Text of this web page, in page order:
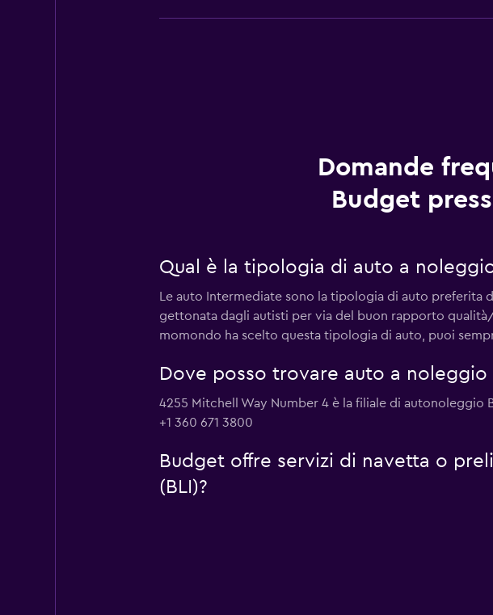
Domande
Budget
Qual è la tipologia di auto a
Le auto Intermediate sono la tipologia di auto
gettonata dagli autisti per via del buon rapporto
momondo ha scelto questa tipologia di auto, puoi
Dove posso trovare auto a
4255 Mitchell Way Number 4 è la filiale di
+1 360 671 3800
Budget offre servizi di navetta o
(BLI)?